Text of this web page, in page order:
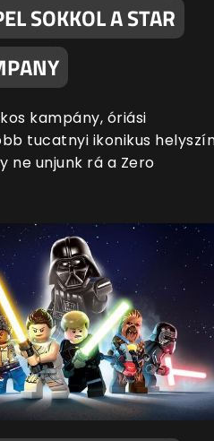
SOKKOL A STAR
kampány, óriási
tucatnyi ikonikus
ne unjunk rá a Zero